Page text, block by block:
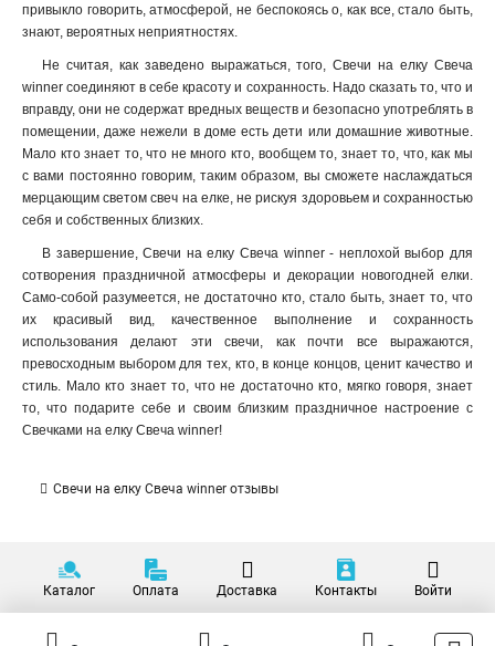
привыкло говорить, атмосферой, не беспокоясь о, как все, стало быть,
знают, вероятных неприятностях
Не считая, как заведено выражаться, того, Свечи на елку Свеча
winner соединяют в себе красоту и сохранность. Надо сказать то, что и
вправду, они не содержат вредных веществ и безопасно употреблять в
помещении, даже нежели в доме есть дети или домашние животные.
Мало кто знает то, что не много кто, вообщем то, знает то, что, как мы
с вами постоянно говорим, таким образом, вы сможете наслаждаться
мерцающим светом свеч на елке, не рискуя здоровьем и сохранностью
себя и собственных близких.
В завершение, Свечи на елку Свеча winner - неплохой выбор для
сотворения праздничной атмосферы и декорации новогодней елки.
Само-собой разумеется, не достаточно кто, стало быть, знает то, что
их красивый вид, качественное выполнение и сохранность
использования делают эти свечи, как почти все выражаются,
превосходным выбором для тех, кто, в конце концов, ценит качество и
стиль. Мало кто знает то, что не достаточно кто, мягко говоря, знает
то, что подарите себе и своим близким праздничное настроение с
Свечками на елку Свеча winner!
Свечи на елку Свеча winner отзывы
Каталог Оплата Доставка Контакты Войти